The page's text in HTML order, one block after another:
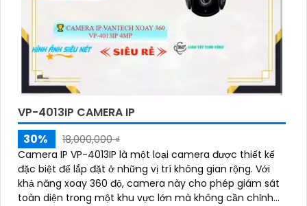
VP-4013IP CAMERA IP
30%
18,000,000 ₫
Camera IP VP-4013IP là một loại camera được thiết kế
đặc biệt để lắp đặt ở những vị trí không gian rộng. Với
khả năng xoay 360 độ, camera này cho phép giám sát
toàn diện trong một khu vực lớn mà không cần chỉnh